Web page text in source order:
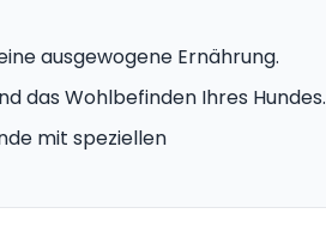
ausgewogene Ernährung.
das Wohlbefinden Ihres Hundes.
mit speziellen